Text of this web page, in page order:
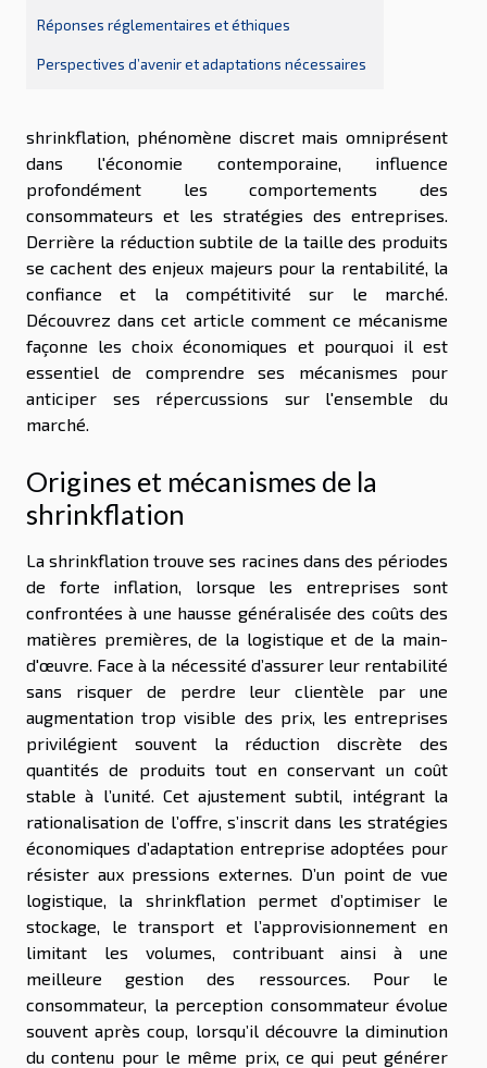
Réponses réglementaires et éthiques
Perspectives d’avenir et adaptations nécessaires
shrinkflation, phénomène discret mais omniprésent
dans l'économie contemporaine, influence
profondément les comportements des
consommateurs et les stratégies des entreprises.
Derrière la réduction subtile de la taille des produits
se cachent des enjeux majeurs pour la rentabilité, la
confiance et la compétitivité sur le marché.
Découvrez dans cet article comment ce mécanisme
façonne les choix économiques et pourquoi il est
essentiel de comprendre ses mécanismes pour
anticiper ses répercussions sur l'ensemble du
marché.
Origines et mécanismes de la
shrinkflation
La shrinkflation trouve ses racines dans des périodes
de forte inflation, lorsque les entreprises sont
confrontées à une hausse généralisée des coûts des
matières premières, de la logistique et de la main-
d'œuvre. Face à la nécessité d’assurer leur rentabilité
sans risquer de perdre leur clientèle par une
augmentation trop visible des prix, les entreprises
privilégient souvent la réduction discrète des
quantités de produits tout en conservant un coût
stable à l’unité. Cet ajustement subtil, intégrant la
rationalisation de l’offre, s’inscrit dans les stratégies
économiques d’adaptation entreprise adoptées pour
résister aux pressions externes. D’un point de vue
logistique, la shrinkflation permet d’optimiser le
stockage, le transport et l’approvisionnement en
limitant les volumes, contribuant ainsi à une
meilleure gestion des ressources. Pour le
consommateur, la perception consommateur évolue
souvent après coup, lorsqu’il découvre la diminution
du contenu pour le même prix, ce qui peut générer